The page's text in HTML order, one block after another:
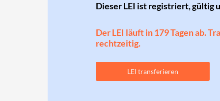
Dieser LEI ist registriert, gültig
Der LEI läuft in 179 Tagen ab.
rechtzeitig.
LEI transferieren